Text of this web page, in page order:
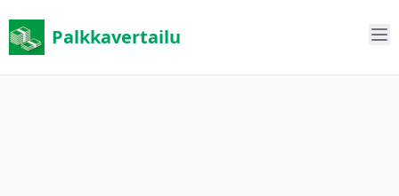
Palkkavertailu